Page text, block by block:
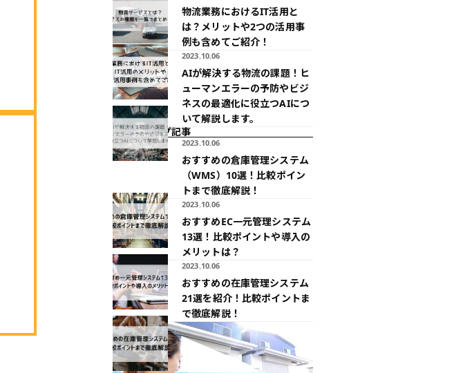
物流業務におけるIT活用と
は？メリットや2つの活用事
例も含めてご紹介！
2023.10.06
AIが解決する物流の課題！ヒ
ューマンエラーの予防やビジ
ネスの最適化に役立つAIにつ
いて解説します。
ピックアップ記事
2023.10.06
おすすめの倉庫管理システム
（WMS）10選！比較ポイン
トまで徹底解説！
2023.10.06
おすすめEC一元管理システム
13選！比較ポイントや導入の
メリットは？
2023.10.06
おすすめの在庫管理システム
21選を紹介！比較ポイントま
で徹底解説！